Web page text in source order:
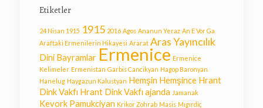
Etiketler
24 Nisan 1915 1915 2016 Agos Ananun Yeraz An E Vor Ga
Araftaki Ermenilerin Hikayesi Ararat Aras Yayıncılık
Dini Bayramlar Ermenice Ermenice
Kelimeler Ermenistan Garbis Cancikyan Hagop Baronyan
Hanelug Haygazun Kalustyan Hemşin Hemşince Hrant
Dink Vakfı Hrant Dink Vakfı ajanda Jamanak
Kevork Pamukciyan Krikor Zohrab Masis Mıgırdiç